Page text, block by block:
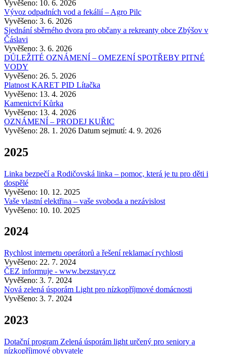
Vyvěšeno: 10. 6. 2026
Vývoz odpadních vod a fekálií – Agro Pilc
Vyvěšeno: 3. 6. 2026
Sjednání sběrného dvora pro občany a rekreanty obce Zbýšov v
Čáslavi
Vyvěšeno: 3. 6. 2026
DŮLEŽITÉ OZNÁMENÍ – OMEZENÍ SPOTŘEBY PITNÉ
VODY
Vyvěšeno: 26. 5. 2026
Platnost KARET PID Lítačka
Vyvěšeno: 13. 4. 2026
Kamenictví Kůrka
Vyvěšeno: 13. 4. 2026
OZNÁMENÍ – PRODEJ KUŘIC
Vyvěšeno: 28. 1. 2026 Datum sejmutí: 4. 9. 2026
2025
Linka bezpečí a Rodičovská linka – pomoc, která je tu pro děti i
dospělé
Vyvěšeno: 10. 12. 2025
Vaše vlastní elektřina – vaše svoboda a nezávislost
Vyvěšeno: 10. 10. 2025
2024
Rychlost internetu operátorů a řešení reklamací rychlosti
Vyvěšeno: 22. 7. 2024
ČEZ informuje - www.bezstavy.cz
Vyvěšeno: 3. 7. 2024
Nová zelená úsporám Light pro nízkopříjmové domácnosti
Vyvěšeno: 3. 7. 2024
2023
Dotační program Zelená úsporám light určený pro seniory a
nízkopříjmové obyvatele